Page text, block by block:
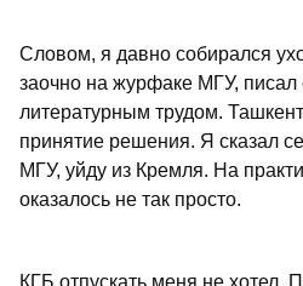
Словом, я давно собирался
заочно на журфаке МГУ, писал
литературным трудом.
принятие решения. Я сказал
МГУ, уйду из Кремля. На
оказалось не так просто.